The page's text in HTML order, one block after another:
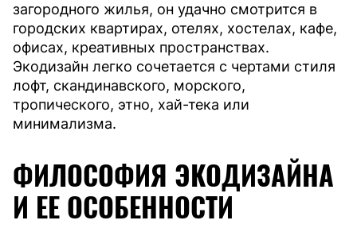
загородного жилья, он удачно смотрится в
городских квартирах, отелях, хостелах, кафе,
офисах, креативных пространствах.
Экодизайн легко сочетается с чертами стиля
лофт, скандинавского, морского,
тропического, этно, хай-тека или
минимализма.
ФИЛОСОФИЯ ЭКОДИЗАЙНА
И ЕЕ ОСОБЕННОСТИ